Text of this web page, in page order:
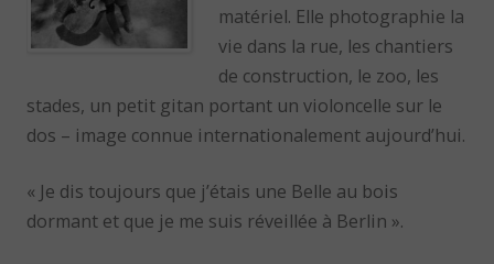
matériel. Elle photographie la
vie dans la rue, les chantiers
de construction, le zoo, les
stades, un petit gitan portant un violoncelle sur le
dos – image connue internationalement aujourd’hui.
« Je dis toujours que j’étais une Belle au bois
dormant et que je me suis réveillée à Berlin ».